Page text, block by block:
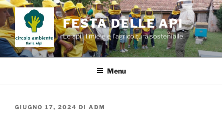
Salta
contenuto
FESTA DELLE API
Le api, il miele e l'agricoltura sostenibile
Menu
PUBBLICATO
GIUGNO 17, 2024 DI ADM